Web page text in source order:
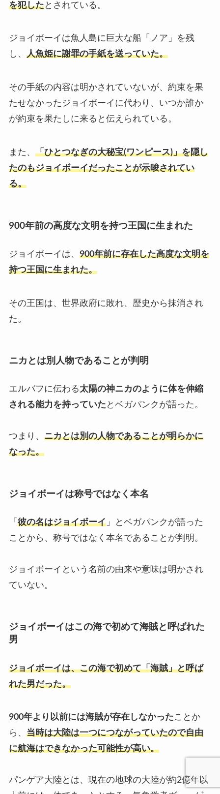
を犯したとされている。
ジョイボーイは魚人島に巨大な船「ノア」を残
し、 人魚姫に謝罪の手紙を送っていた。
その手紙の内容は明かされていないが、約束を果
たせなかったジョイボーイに代わり、いつか誰か
が約束を果たしに来ると伝えられている。
また、 「ひとつなぎの大秘宝(ワンピース)」を隠し
たのもジョイボーイだったことが示唆されてい
る。
900年前の高度な文明を持つ王国に生まれた
ジョイボーイは、 900年前に存在した高度な文明を
持つ王国に生まれた。
その王国は、世界政府に敗れ、歴史から抹消され
た。
ニカとは別人物であることが判明
エルバフに伝わる太陽の神ニカのように体を伸縮
される能力を持っていた とベガパンクが語った。
つまり、 ニカとは別の人物であることが明らかに
なった。
ジョイボーイは称号ではなく本名
「 彼の名はジョイボーイ」とベガパンクが語った
ことから、称号ではなく本名であることが判明。
ジョイボーイという名前の由来や意味は明かされ
ていない。
ジョイボーイはこの海で初めて海賊と呼ばれた
男
ジョイボーイは、この海で初めて「海賊」と呼ば
れた男だった。
900年より以前には海賊が存在しなかったことか
ら、 当時は大陸は一つにつながっていたので自由
に航海はできなかった可能性が高い。
パンゲア大陸とは、現在の地球の大陸が約2億年以